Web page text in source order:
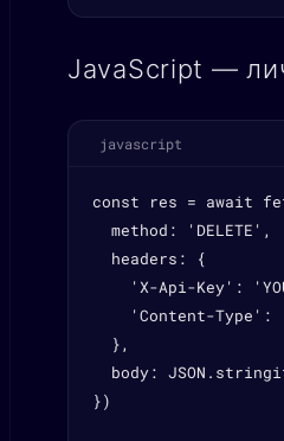
JavaScript —
javascript
const res = await
  method: 'DELETE',
  headers: {
'X-Api-Key':
'Content-Type':
  },
body:
})